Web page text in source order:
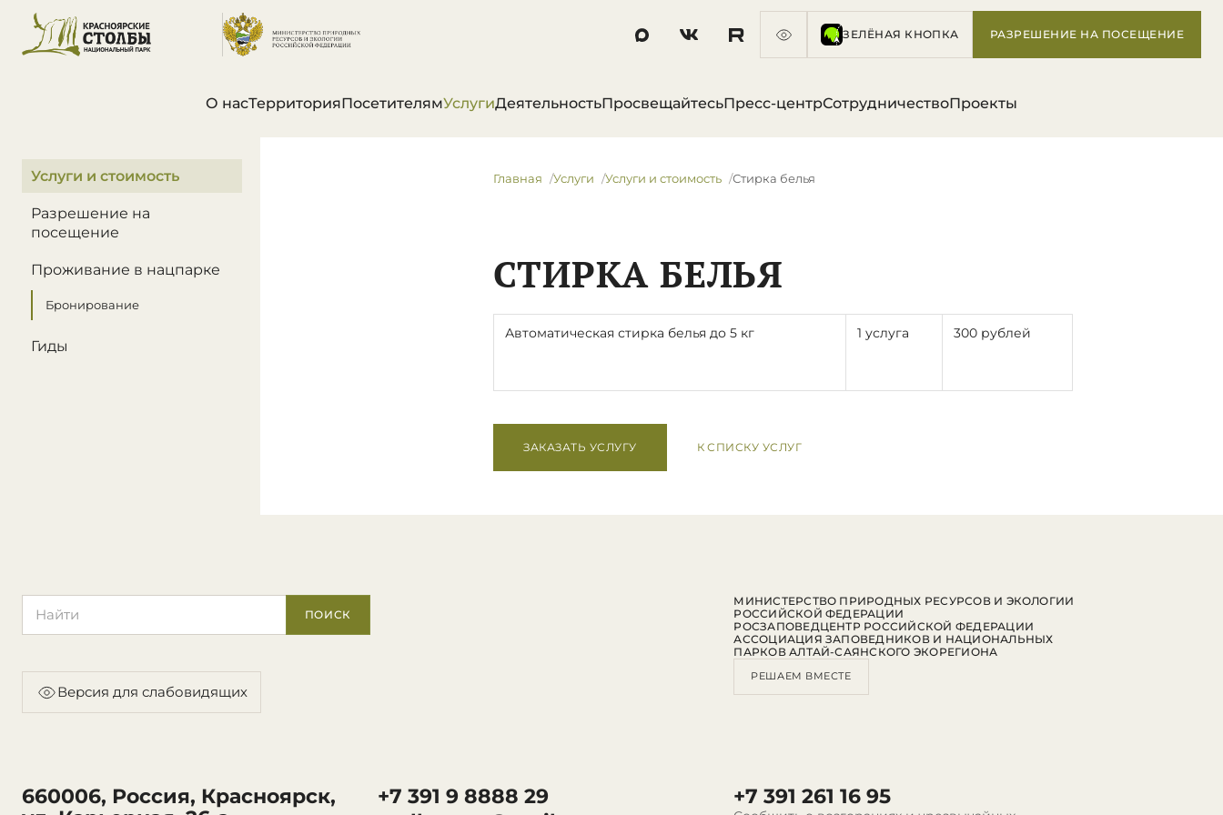
ЗЕЛЁНАЯ КНОПКА РАЗРЕШЕНИЕ НА ПОСЕЩЕНИЕ
О насТерриторияПосетителямУслугиДеятельностьПросвещайтесьПресс-центрСотрудничествоПроекты
В этом разделе
Услуги и стоимость
Разрешение на
посещение
Проживание в нацпарке
Бронирование
Гиды
Главная Услуги Услуги и стоимость Стирка белья
СТИРКА БЕЛЬЯ
Автоматическая стирка белья до 5 кг 1 услуга 300 рублей
ЗАКАЗАТЬ УСЛУГУ К СПИСКУ УСЛУГ
ПОИСК
Версия для слабовидящих
660006, Россия, Красноярск,
+7 391 9 8888 29
+7 391 261 16 95
МИНИСТЕРСТВО ПРИРОДНЫХ РЕСУРСОВ И ЭКОЛОГИИ
РОССИЙСКОЙ ФЕДЕРАЦИИ
РОСЗАПОВЕДЦЕНТР РОССИЙСКОЙ ФЕДЕРАЦИИ
АССОЦИАЦИЯ ЗАПОВЕДНИКОВ И НАЦИОНАЛЬНЫХ
ПАРКОВ АЛТАЙ-САЯНСКОГО ЭКОРЕГИОНА
РЕШАЕМ ВМЕСТЕ